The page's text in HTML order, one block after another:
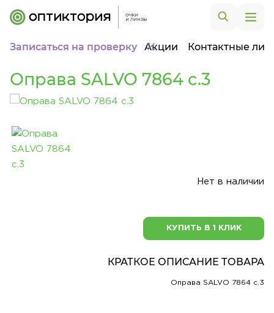
Записаться на проверку Акции Контактные
Оправа SALVO 7864 c.3
Нет в наличии
КУПИТЬ В 1 КЛИК
КРАТКОЕ ОПИСАНИЕ ТОВАРА
Оправа SALVO 7864 c.3